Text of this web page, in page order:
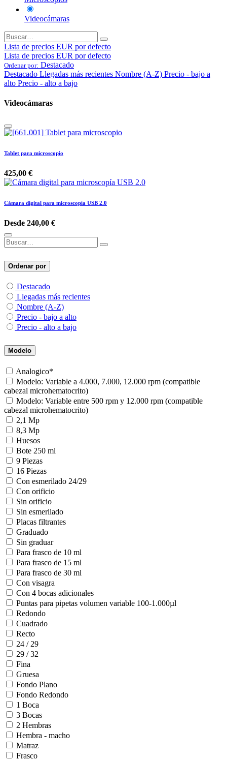
Videocámaras
Lista de precios EUR por defecto
Lista de precios EUR por defecto
Ordenar por: Destacado
Destacado Llegadas más recientes Nombre (A-Z) Precio - bajo a
alto Precio - alto a bajo
Videocámaras
Tablet para microscopio
425,00 €
Cámara digital para microscopía USB 2.0
Desde 240,00 €
Ordenar por
Destacado
Llegadas más recientes
Nombre (A-Z)
Precio - bajo a alto
Precio - alto a bajo
Modelo
Analogico*
Modelo: Variable a 4.000, 7.000, 12.000 rpm (compatible
cabezal microhematocrito)
Modelo: Variable entre 500 rpm y 12.000 rpm (compatible
cabezal microhematocrito)
2,1 Mp
8,3 Mp
Huesos
Bote 250 ml
9 Piezas
16 Piezas
Con esmerilado 24/29
Con orificio
Sin orificio
Sin esmerilado
Placas filtrantes
Graduado
Sin graduar
Para frasco de 10 ml
Para frasco de 15 ml
Para frasco de 30 ml
Con visagra
Con 4 bocas adicionales
Puntas para pipetas volumen variable 100-1.000µl
Redondo
Cuadrado
Recto
24 / 29
29 / 32
Fina
Gruesa
Fondo Plano
Fondo Redondo
1 Boca
3 Bocas
2 Hembras
Hembra - macho
Matraz
Frasco